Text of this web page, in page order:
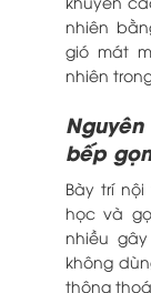
nhiên
gió mát
nhiên
bếp
Bày trí
học và
nhiều
không
thông